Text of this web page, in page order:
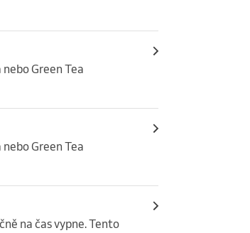
Green Tea
Green Tea
na čas vypne. Tento